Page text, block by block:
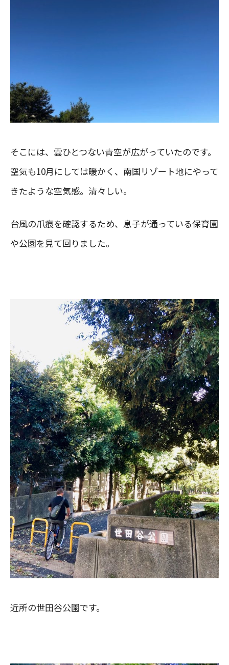
そこには、雲ひとつない青空が広がっていたのです。
空気も10月にしては暖かく、南国リゾート地にやって
きたような空気感。清々しい。
台風の爪痕を確認するため、息子が通っている保育園
や公園を見て回りました。
近所の世田谷公園です。